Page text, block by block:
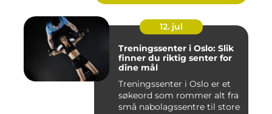
12. jul
Treningssenter i Oslo: Slik
finner du riktig senter for
dine mål
Treningssenter i Oslo er et
søkeord som rommer alt fra
små nabolagssentre til store